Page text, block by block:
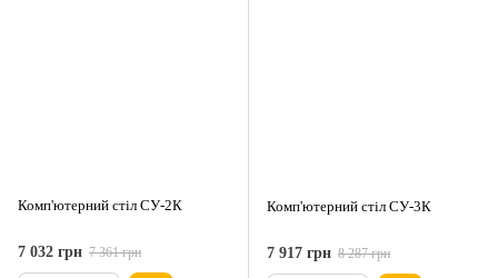
Комп'ютерний стіл СУ-2К
7 032 грн 7 361 грн
Комп'ютерний стіл СУ-3К
7 917 грн 8 287 грн